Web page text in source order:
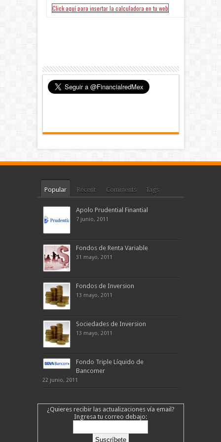
Popular Recent Comments Tags
Apolo Prudential Finantial
7 junio, 2011
Fondos de Renta Variable
31 mayo, 2011
Fondos de Inversion
13 mayo, 2011
Sociedades de Inversion
13 mayo, 2011
Fondo Triple Líquido de
Bancomer
22 junio, 2011
¿Quieres recibir las actualizaciones vía email?
Ingresa tu correo debajo: